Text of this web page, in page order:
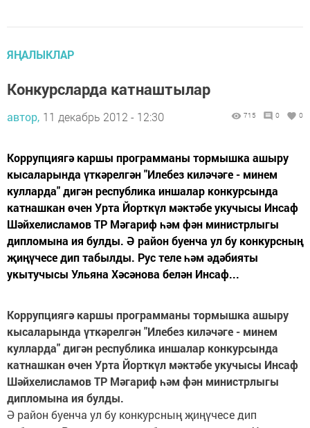
ЯҢАЛЫКЛАР
Конкурсларда катнаштылар
автор, 11 декабрь 2012 - 12:30 715 0 0
Коррупциягә каршы программаны тормышка ашыру
кысаларында үткәрелгән "Илебез киләчәге - минем
кулларда" дигән республика иншалар конкурсында
катнашкан өчен Урта Йорткүл мәктәбе укучысы Инсаф
Шәйхелисламов ТР Мәгариф һәм фән министрлыгы
дипломына ия булды. Ә район буенча ул бу конкурсның
җиңүчесе дип табылды. Рус теле һәм әдәбияты
укытучысы Ульяна Хәсәнова белән Инсаф...
Коррупциягә каршы программаны тормышка ашыру
кысаларында үткәрелгән "Илебез киләчәге - минем
кулларда" дигән республика иншалар конкурсында
катнашкан өчен Урта Йорткүл мәктәбе укучысы Инсаф
Шәйхелисламов ТР Мәгариф һәм фән министрлыгы
дипломына ия булды.
Ә район буенча ул бу конкурсның җиңүчесе дип